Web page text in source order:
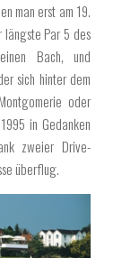
man erst am 19.
längste Par 5 des
Bach, und
sich hinter dem
oder
in Gedanken
zweier Drive-
überflug.